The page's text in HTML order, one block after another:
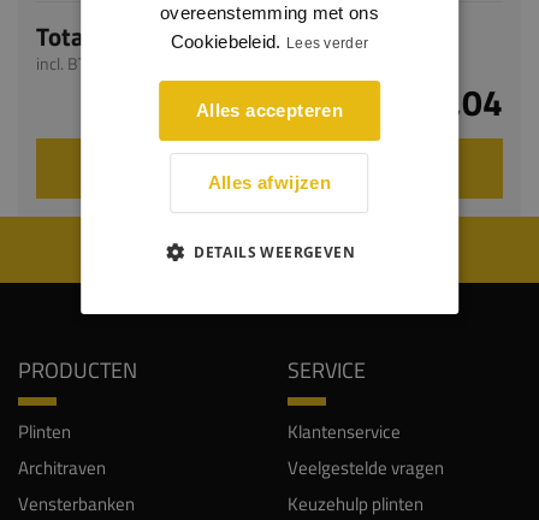
Totaal
incl. BTW
€ 52,04
VOEG TOE AAN WINKELWAGEN
WIJ WORDEN BEOORDEELD MET EEN 8.8
PRODUCTEN
Plinten
Architraven
Vensterbanken
SERVICE
Klantenservice
Veelgestelde vragen
Keuzehulp plinten
overeenstemming met ons
Cookiebeleid. Lees verder
Alles accepteren
Alles afwijzen
DETAILS WEERGEVEN